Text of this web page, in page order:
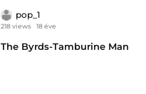
pop_1
218 views 18 éve
The Byrds-Tamburine Man